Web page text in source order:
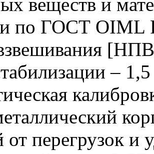
веществ и
по ГОСТ OIML
–
от перегрузок